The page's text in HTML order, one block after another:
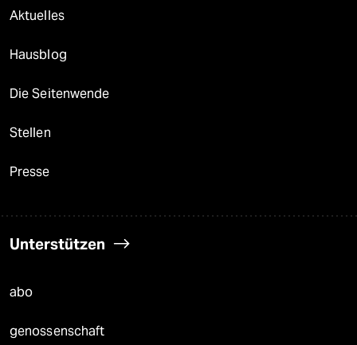
Aktuelles
Hausblog
Die Seitenwende
Stellen
Presse
Unterstützen
abo
genossenschaft